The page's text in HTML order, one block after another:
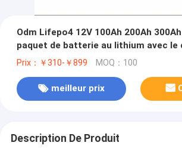
Odm Lifepo4 12V 100Ah 200Ah
paquet de batterie au lithium avec
Prix：￥310-￥899 MOQ：100
meilleur prix
Description De Produit